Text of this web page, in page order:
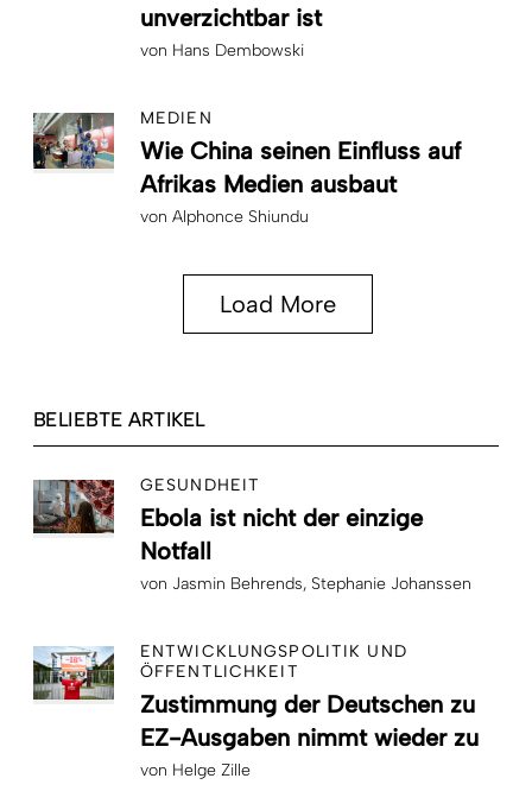
unverzichtbar ist
von Hans Dembowski
MEDIEN
Wie China seinen Einfluss auf
Afrikas Medien ausbaut
von Alphonce Shiundu
Load More
BELIEBTE ARTIKEL
GESUNDHEIT
Ebola ist nicht der einzige
Notfall
von Jasmin Behrends Stephanie Johanssen
ENTWICKLUNGSPOLITIK UND
ÖFFENTLICHKEIT
Zustimmung der Deutschen zu
EZ-Ausgaben nimmt wieder zu
von Helge Zille